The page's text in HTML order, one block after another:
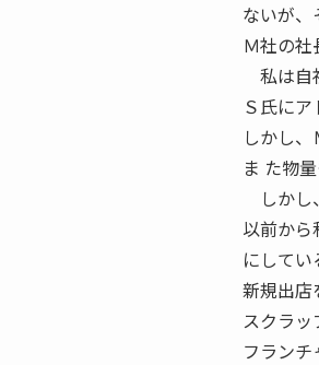
ないが、
Ｍ社の
私は自
Ｓ氏にア
しかし
ま た物
しかし
以前から
にしてい
新規出店
スクラッ
フラン